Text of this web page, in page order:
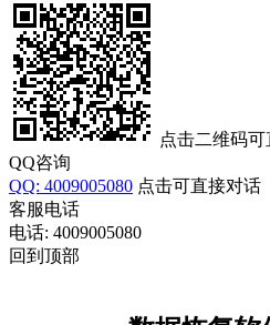
点击二维码
QQ咨询
QQ: 4009005080 点击可直接对话
客服电话
电话: 4009005080
回到顶部